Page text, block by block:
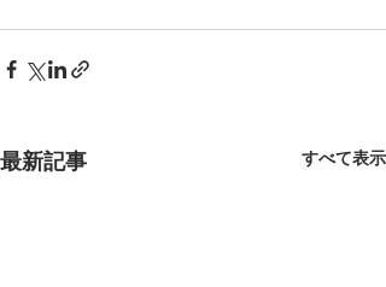
最新記事 すべて表示